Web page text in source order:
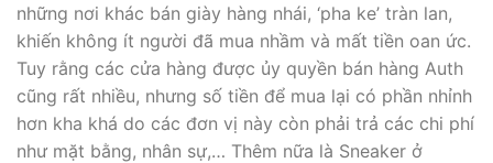
những nơi khác bán giày hàng nhái, ‘pha ke’ tràn lan,
khiến không ít người đã mua nhầm và mất tiền oan ức.
Tuy rằng các cửa hàng được ủy quyền bán hàng Auth
cũng rất nhiều, nhưng số tiền để mua lại có phần nhỉnh
hơn kha khá do các đơn vị này còn phải trả các chi phí
như mặt bằng, nhân sự,… Thêm nữa là Sneaker ở